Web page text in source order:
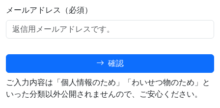
メールアドレス（必須）
確認
ご入力内容は「個人情報のため」「わいせつ物のため」と
いった分類以外公開されませんので、ご安心ください。